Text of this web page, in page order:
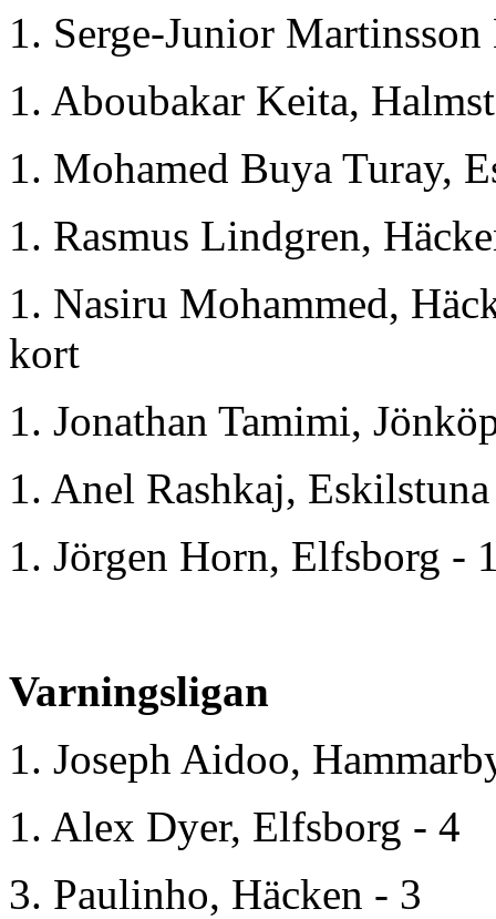
1. Serge-Junior
1. Aboubakar Keita,
1. Mohamed Buya Turay,
1. Rasmus Lindgren,
1. Nasiru Mohammed,
kort
1. Jonathan Tamimi,
1. Anel Rashkaj,
1. Jörgen Horn, Elfsborg -
Varningsligan
1. Joseph Aidoo,
1. Alex Dyer, Elfsborg - 4
3. Paulinho, Häcken - 3